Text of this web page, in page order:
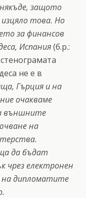
защото
това. Но
за финансов
Испания(б.р.:
не е в
Гърция и на
очакваме
външните
на
да бъдат
чрез електронен
на дипломатите